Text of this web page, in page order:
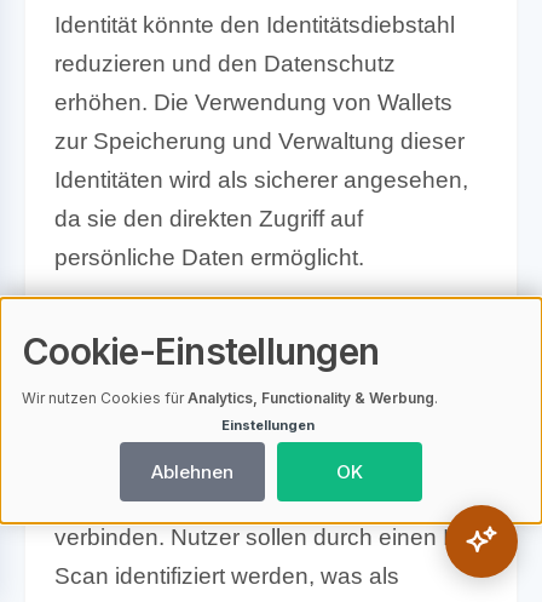
Identität könnte den Identitätsdiebstahl
reduzieren und den Datenschutz
erhöhen. Die Verwendung von Wallets
zur Speicherung und Verwaltung dieser
Identitäten wird als sicherer angesehen,
da sie den direkten Zugriff auf
persönliche Daten ermöglicht.
Daten
Das Projekt Worldcoin verfolgt das Ziel,
eine globale biometrische Identifikation
mit einem Krypto-Bezahlsystem zu
verbinden. Nutzer sollen durch einen Iris-
Scan identifiziert werden, was als
Cookie-Einstellungen
Wir nutzen Cookies fürAnalytics, Functionality & Werbung.
Einstellungen
Ablehnen OK